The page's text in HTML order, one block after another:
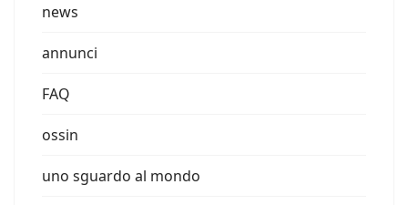
news
annunci
FAQ
ossin
uno sguardo al mondo